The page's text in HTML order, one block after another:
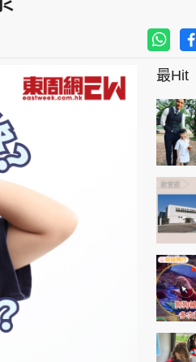
玄學靈異
東勝運程
智富天下 李居明
神機妙算 李丞責
緣來有理 麥玲玲
鬼靈精怪 威師兄
最Hit